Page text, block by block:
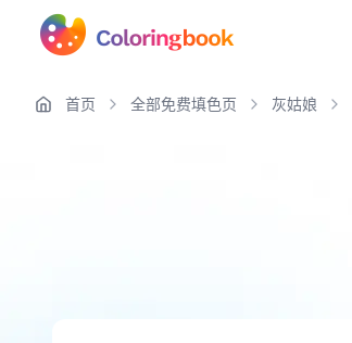
首页 全部免费填色页 灰姑娘